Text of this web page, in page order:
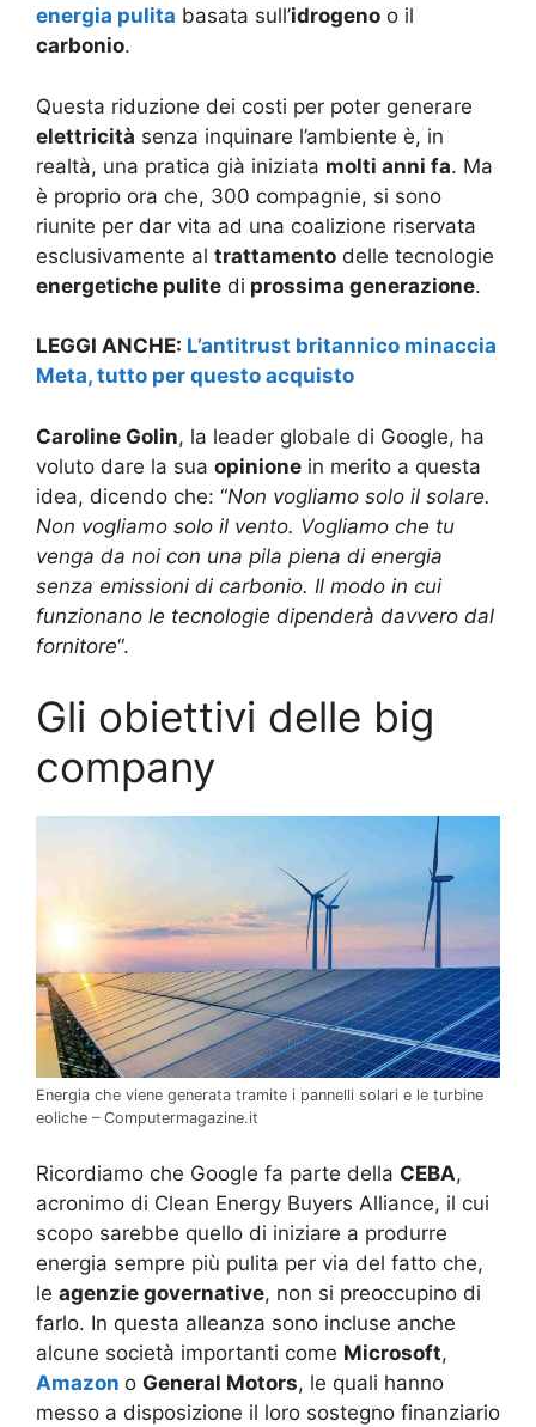
energia pulita basata sull’idrogeno o il
carbonio.
Questa riduzione dei costi per poter generare
elettricità senza inquinare l’ambiente è, in
realtà, una pratica già iniziata molti anni fa. Ma
è proprio ora che, 300 compagnie, si sono
riunite per dar vita ad una coalizione riservata
esclusivamente al trattamento delle tecnologie
energetiche pulite di prossima generazione.
LEGGI ANCHE: L’antitrust britannico minaccia
Meta, tutto per questo acquisto
Caroline Golin, la leader globale di Google, ha
voluto dare la sua opinione in merito a questa
idea, dicendo che: “Non vogliamo solo il solare.
Non vogliamo solo il vento. Vogliamo che tu
venga da noi con una pila piena di energia
senza emissioni di carbonio. Il modo in cui
funzionano le tecnologie dipenderà davvero dal
fornitore“.
Gli obiettivi delle big
company
Energia che viene generata tramite i pannelli solari e le turbine
eoliche – Computermagazine.it
Ricordiamo che Google fa parte della CEBA,
acronimo di Clean Energy Buyers Alliance, il cui
scopo sarebbe quello di iniziare a produrre
energia sempre più pulita per via del fatto che,
le agenzie governative, non si preoccupino di
farlo. In questa alleanza sono incluse anche
alcune società importanti come Microsoft,
Amazon o General Motors, le quali hanno
messo a disposizione il loro sostegno finanziario